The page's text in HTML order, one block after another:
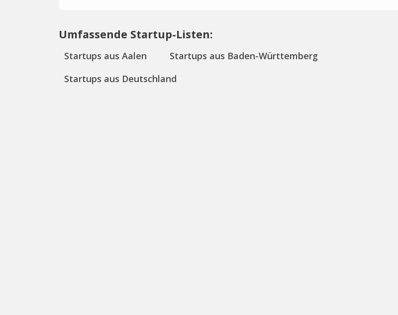
Umfassende Startup-Listen:
Startups aus Aalen
Startups aus Baden-Württemberg
Startups aus Deutschland